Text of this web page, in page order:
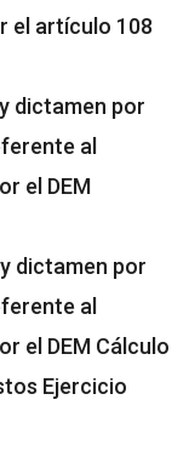
el artículo 108
dictamen por
al
el DEM
dictamen por
al
el DEM Cálculo
Ejercicio